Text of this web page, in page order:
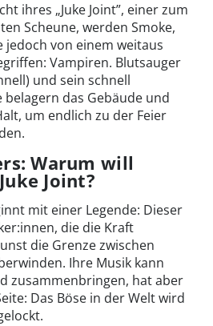
ihres „Juke Joint”, einer zum
Scheune, werden Smoke,
jedoch von einem weitaus
Vampiren. Blutsauger
und sein schnell
belagern das Gebäude und
um endlich zu der Feier
Warum will
Joint?
mit einer Legende: Dieser
die die Kraft
die Grenze zwischen
Ihre Musik kann
zusammenbringen, hat aber
Das Böse in der Welt wird